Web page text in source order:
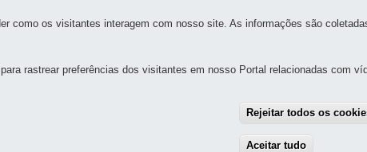
MAPA DO SITE DENUNCIE CORRUPÇÃO
METROPOLITANOS DO PARANÁ - AMEP
80530-140-Curitiba-
como os visitantes interagem com nosso site. As informações são
rastrear preferências dos visitantes em nosso Portal relacionadas com
Rejeitar todos os
Aceitar tudo